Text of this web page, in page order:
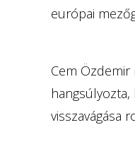
európai
Cem Özdemir
visszavágása